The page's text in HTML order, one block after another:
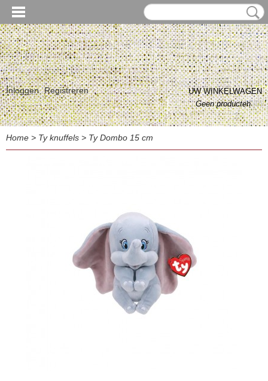
Inloggen Registreren
UW WINKELWAGEN
Geen producten(0)
Home > Ty knuffels > Ty Dombo 15 cm